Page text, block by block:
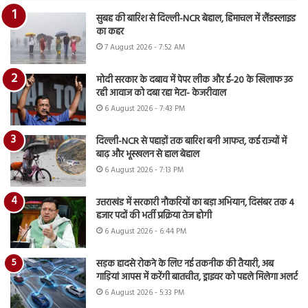
सुबह की बारिश से दिल्ली-NCR बेहाल, हिमाचल में लैंडस्लाइड
का कहर
7 August 2026 - 7:52 AM
मोदी सरकार के दबाव में पेपर लीक और ई-20 के खिलाफ उठ
रही आवाज को दबा रहा मेटा- केजरीवाल
6 August 2026 - 7:43 PM
दिल्ली-NCR से पहाड़ों तक बारिश बनी आफत, कई राज्यों में
बाढ़ और भूस्खलन से हाल बेहाल
6 August 2026 - 7:13 PM
उत्तराखंड में सरकारी नौकरियों का बड़ा अभियान, दिसंबर तक 4
हजार पदों की भर्ती प्रक्रिया तेज होगी
6 August 2026 - 6:44 PM
सड़क हादसे रोकने के लिए नई तकनीक की तैयारी, अब
गाड़ियां आपस में करेंगी बातचीत, ड्राइवर को पहले मिलेगा अलर्ट
6 August 2026 - 5:33 PM